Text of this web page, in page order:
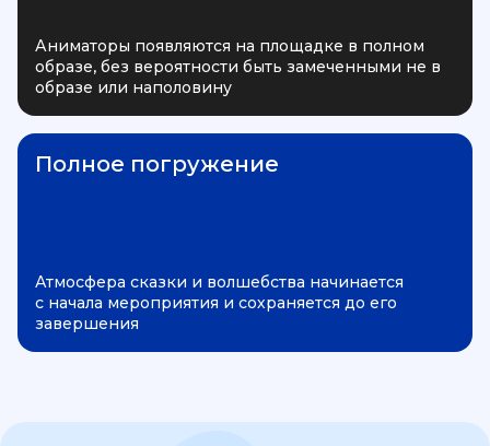
Аниматоры появляются на площадке в полном
образе, без вероятности быть замеченными не в
образе или наполовину
Полное погружение
Атмосфера сказки и волшебства начинается
с начала мероприятия и сохраняется до его
завершения